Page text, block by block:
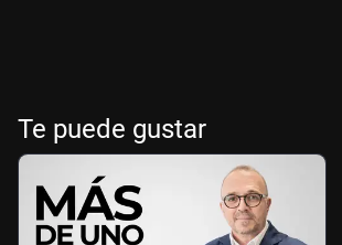
Te puede gustar